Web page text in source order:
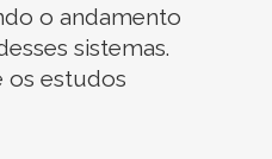
o andamento
sistemas.
os estudos